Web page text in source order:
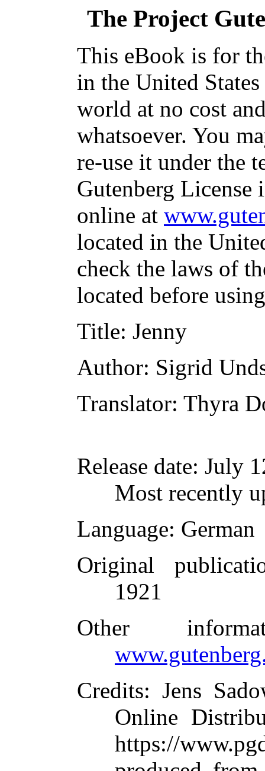
The Project
This eBook is for
in the United
world at no cost
whatsoever. You
re-use it under the
Gutenberg
online at
located in the
check the laws of
located before
Title: Jenny
Author: Sigrid
Translator: Thyra
Release date: July
Most recently
Language: German
Original
1921
Other
Credits: Jens
Online
https://